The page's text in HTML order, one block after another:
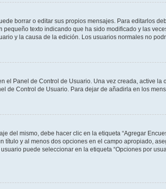
borrar o editar sus propios mensajes. Para editarlos
pequeño texto indicando que ha sido modificado y las
y la causa de la edición. Los usuarios normales no
el Panel de Control de Usuario. Una vez creada, active la
de Control de Usuario. Para dejar de añadirla en los
del mismo, debe hacer clic en la etiqueta “Agregar
título y al menos dos opciones en el campo apropiado,
puede seleccionar en la etiqueta “Opciones por